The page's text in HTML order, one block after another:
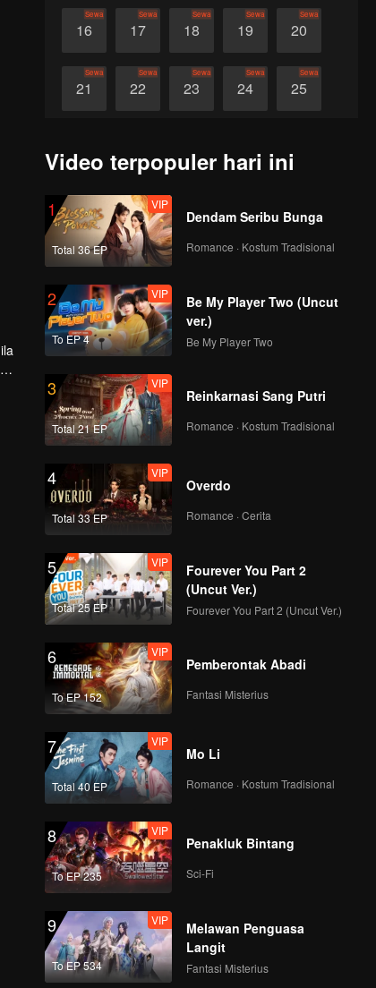
16
Sewa
17
Sewa
18
Sewa
19
Sewa
20
Sewa
21
Sewa
22
Sewa
23
Sewa
24
Sewa
25
Sewa
Video terpopuler hari ini
1
Total 36 EP
VIP
Dendam Seribu Bunga
Romance · Kostum Tradisional
2
To EP 4
VIP
Be My Player Two (Uncut
ver.)
Be My Player Two
3
Total 21 EP
VIP
Reinkarnasi Sang Putri
Romance · Kostum Tradisional
4
Total 33 EP
VIP
Overdo
Romance · Cerita
5
Total 25 EP
VIP
Fourever You Part 2
(Uncut Ver.)
Fourever You Part 2 (Uncut Ver.)
6
To EP 152
VIP
Pemberontak Abadi
Fantasi Misterius
7
Total 40 EP
VIP
Mo Li
Romance · Kostum Tradisional
8
To EP 235
VIP
Penakluk Bintang
Sci-Fi
9
To EP 534
VIP
Melawan Penguasa
Langit
Fantasi Misterius